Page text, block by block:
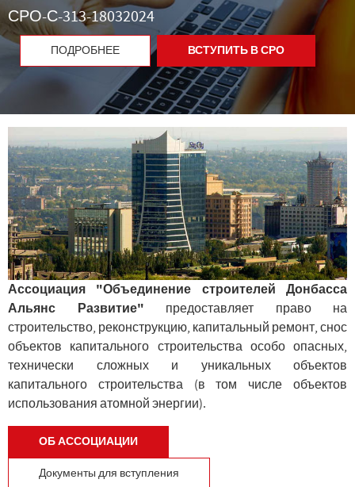
СРО-С-313-18032024
ПОДРОБНЕЕ ВСТУПИТЬ В СРО
Ассоциация "Объединение строителей Донбасса
Альянс Развитие" предоставляет право на
строительство, реконструкцию, капитальный ремонт, снос
объектов капитального строительства особо опасных,
технически сложных и уникальных объектов
капитального строительства (в том числе объектов
использования атомной энергии).
ОБ АССОЦИАЦИИ
Документы для вступления